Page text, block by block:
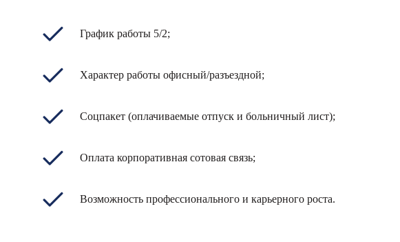
График работы 5/2;
Характер работы офисный/разъездной;
Соцпакет (оплачиваемые отпуск и больничный лист);
Оплата корпоративная сотовая связь;
Возможность профессионального и карьерного роста.